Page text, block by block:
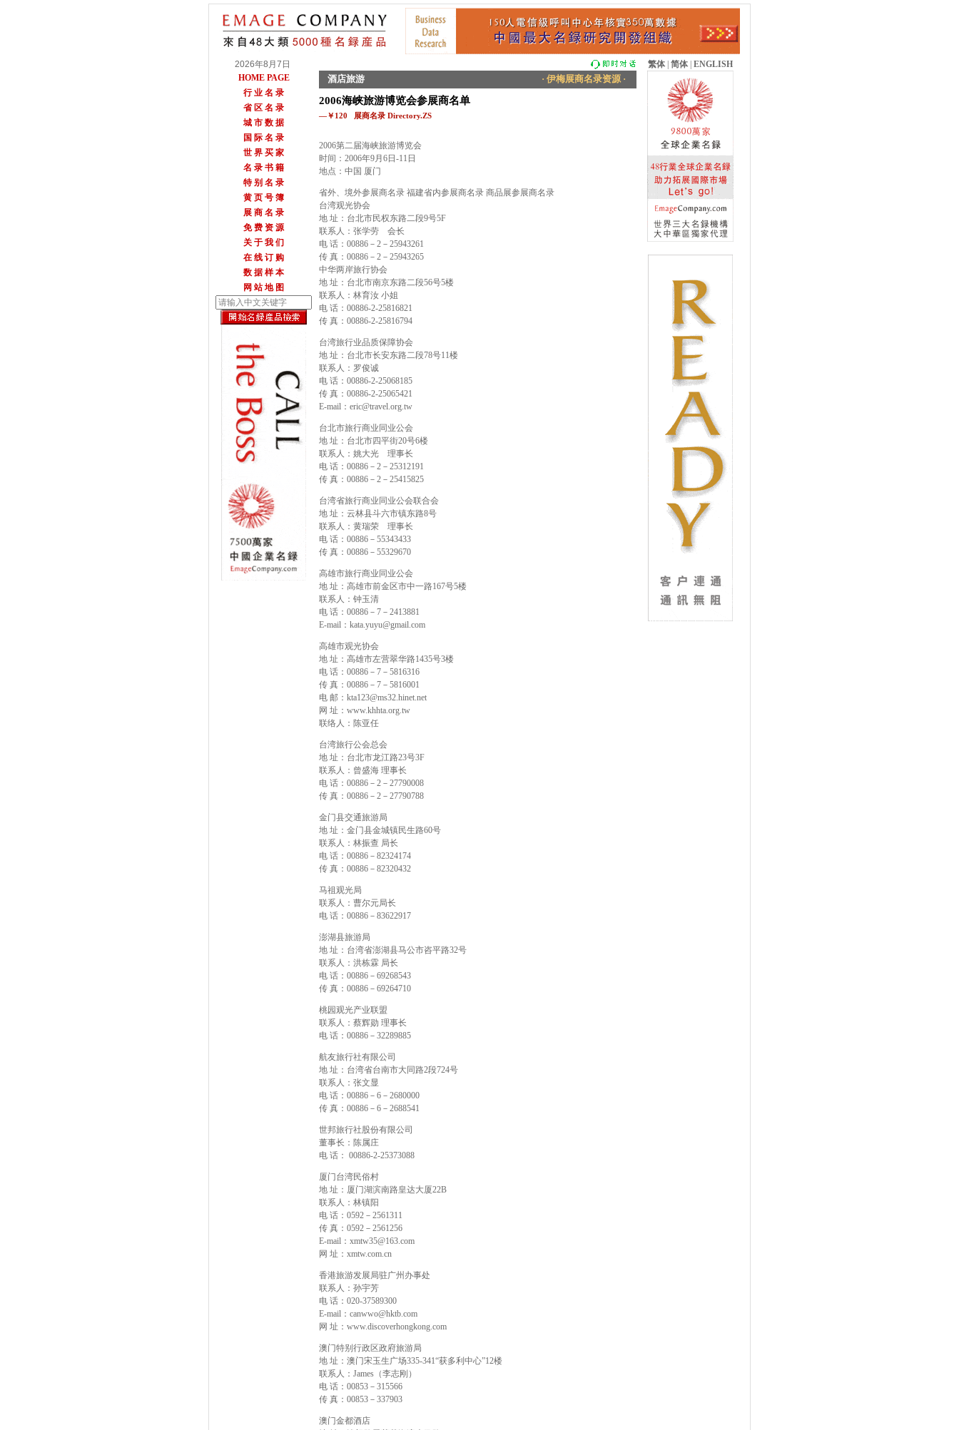
2026年8月7日 繁体 简体 ENGLISH
HOME PAGE
行 业 名 录
省 区 名 录
城 市 数 据
国 际 名 录
世 界 买 家
名 录 书 籍
特 别 名 录
黄 页 号 簿
展 商 名 录
免 费 资 源
关 于 我 们
在 线 订 购
数 据 样 本
网 站 地 图
酒店旅游 · 伊梅展商名录资源 ·
2006海峡旅游博览会参展商名单
—￥120 展商名录 Directory.ZS
2006第二届海峡旅游博览会
时间：2006年9月6日-11日
地点：中国 厦门
省外、境外参展商名录 福建省内参展商名录 商品展参展商名录
台湾观光协会
地 址：台北市民权东路二段9号5F
联系人：张学劳 会长
电 话：00886－2－25943261
传 真：00886－2－25943265
中华两岸旅行协会
地 址：台北市南京东路二段56号5楼
联系人：林育汝 小姐
电 话：00886-2-25816821
传 真：00886-2-25816794
台湾旅行业品质保障协会
地 址：台北市长安东路二段78号11楼
联系人：罗俊诚
电 话：00886-2-25068185
传 真：00886-2-25065421
E-mail：eric@travel.org.tw
台北市旅行商业同业公会
地 址：台北市四平街20号6楼
联系人：姚大光 理事长
电 话：00886－2－25312191
传 真：00886－2－25415825
台湾省旅行商业同业公会联合会
地 址：云林县斗六市镇东路8号
联系人：黄瑞荣 理事长
电 话：00886－55343433
传 真：00886－55329670
高雄市旅行商业同业公会
地 址：高雄市前金区市中一路167号5楼
联系人：钟玉清
电 话：00886－7－2413881
E-mail：kata.yuyu@gmail.com
高雄市观光协会
地 址：高雄市左营翠华路1435号3楼
电 话：00886－7－5816316
传 真：00886－7－5816001
电 邮：kta123@ms32.hinet.net
网 址：www.khhta.org.tw
联络人：陈亚任
台湾旅行公会总会
地 址：台北市龙江路23号3F
联系人：曾盛海 理事长
电 话：00886－2－27790008
传 真：00886－2－27790788
金门县交通旅游局
地 址：金门县金城镇民生路60号
联系人：林振查 局长
电 话：00886－82324174
传 真：00886－82320432
马祖观光局
联系人：曹尔元局长
电 话：00886－83622917
澎湖县旅游局
地 址：台湾省澎湖县马公市咨平路32号
联系人：洪栋霖 局长
电 话：00886－69268543
传 真：00886－69264710
桃园观光产业联盟
联系人：蔡辉勋 理事长
电 话：00886－32289885
航友旅行社有限公司
地 址：台湾省台南市大同路2段724号
联系人：张文显
电 话：00886－6－2680000
传 真：00886－6－2688541
世邦旅行社股份有限公司
董事长：陈属庄
电 话： 00886-2-25373088
厦门台湾民俗村
地 址：厦门湖滨南路皇达大厦22B
联系人：林镇阳
电 话：0592－2561311
传 真：0592－2561256
E-mail：xmtw35@163.com
网 址：xmtw.com.cn
香港旅游发展局驻广州办事处
联系人：孙宇芳
电 话：020-37589300
E-mail：canwwo@hktb.com
网 址：www.discoverhongkong.com
澳门特别行政区政府旅游局
地 址：澳门宋玉生广场335-341“获多利中心”12楼
联系人：James（李志刚）
电 话：00853－315566
传 真：00853－337903
澳门金都酒店